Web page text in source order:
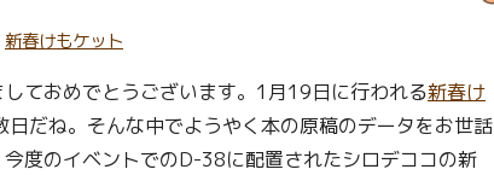
グ:
新春けもケット
ておめでとうございます。1月19日に行われる新春け
日だね。そんな中でようやく本の原稿のデータをお世話
度のイベントでのD-38に配置されたシロデココの新